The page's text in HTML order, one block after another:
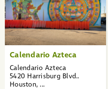
Calendario Azteca
Calendario Azteca
5420 Harrisburg Blvd..
Houston, ...